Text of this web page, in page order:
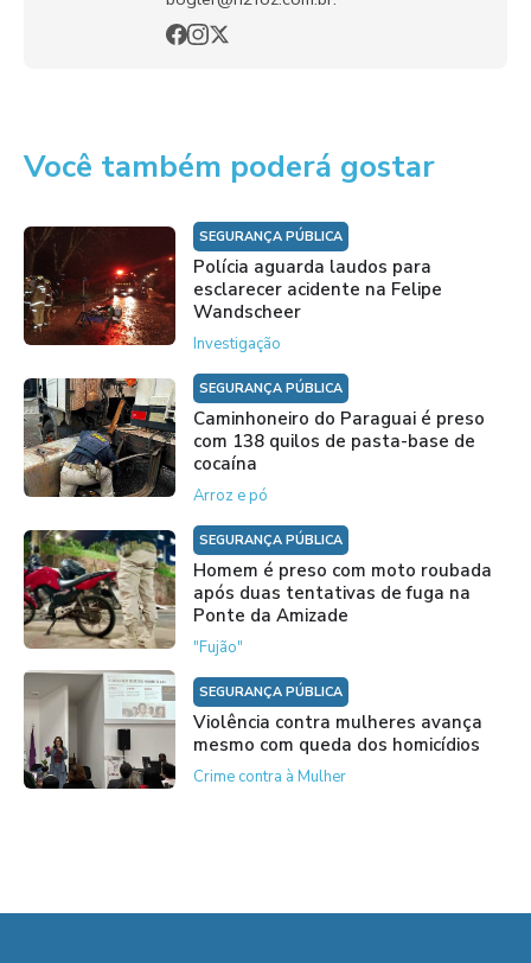
Você também poderá gostar
SEGURANÇA PÚBLICA
Polícia aguarda laudos para
esclarecer acidente na Felipe
Wandscheer
Investigação
SEGURANÇA PÚBLICA
Caminhoneiro do Paraguai é preso
com 138 quilos de pasta-base de
cocaína
Arroz e pó
SEGURANÇA PÚBLICA
Homem é preso com moto roubada
após duas tentativas de fuga na
Ponte da Amizade
"Fujão"
SEGURANÇA PÚBLICA
Violência contra mulheres avança
mesmo com queda dos homicídios
Crime contra à Mulher